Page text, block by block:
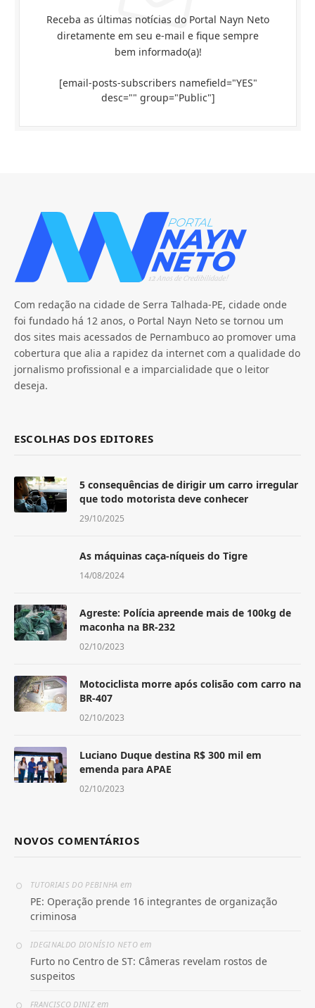
Receba as últimas notícias do Portal Nayn Neto
diretamente em seu e-mail e fique sempre
bem informado(a)!
[email-posts-subscribers namefield="YES"
desc="" group="Public"]
Com redação na cidade de Serra Talhada-PE, cidade onde
foi fundado há 12 anos, o Portal Nayn Neto se tornou um
dos sites mais acessados de Pernambuco ao promover uma
cobertura que alia a rapidez da internet com a qualidade do
jornalismo profissional e a imparcialidade que o leitor
deseja.
ESCOLHAS DOS EDITORES
5 consequências de dirigir um carro irregular
que todo motorista deve conhecer
29/10/2025
As máquinas caça-níqueis do Tigre
14/08/2024
Agreste: Polícia apreende mais de 100kg de
maconha na BR-232
02/10/2023
Motociclista morre após colisão com carro na
BR-407
02/10/2023
Luciano Duque destina R$ 300 mil em
emenda para APAE
02/10/2023
NOVOS COMENTÁRIOS
TUTORIAIS DO PEBINHA em
PE: Operação prende 16 integrantes de organização
criminosa
IDEGINALDO DIONÍSIO NETOem
Furto no Centro de ST: Câmeras revelam rostos de
suspeitos
FRANCISCO DINIZem